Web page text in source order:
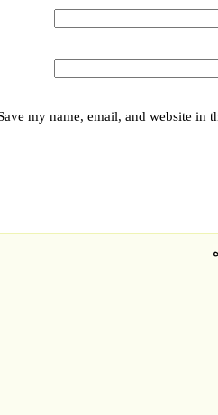
Save my name, email, and